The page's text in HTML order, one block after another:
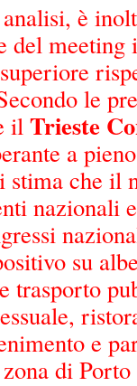
è
del meeting
le
ilTrieste
a
che il
nazionali
su
trasporto
e
di